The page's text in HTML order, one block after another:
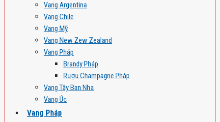
Vang Argentina
Vang Chile
Vang Mỹ
Vang New Zew Zealand
Vang Pháp
Brandy Pháp
Rượu Champagne Pháp
Vang Tây Ban Nha
Vang Úc
Vang Pháp